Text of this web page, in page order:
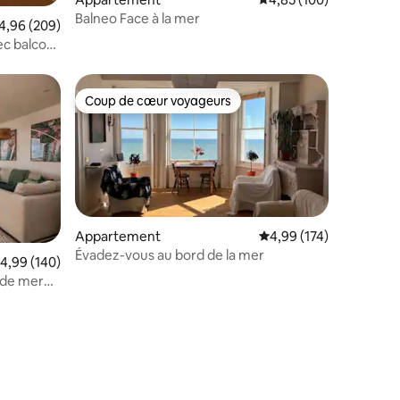
: 4,97 sur 5
moyenne sur la base de 209 commentaires : 4,96 sur 5
(209)
balcon
Balneo Face à la mer
: 4,95 sur 5
appréciés
moyenne sur la base de 140 commentaires : 4,99 sur 5
4,99 (140)
mer
Coup de cœur voyageurs
Coup de cœur voyageurs
Appartement Évaluation moyenne
4,99 (174)
Évadez-vous au bord de la mer